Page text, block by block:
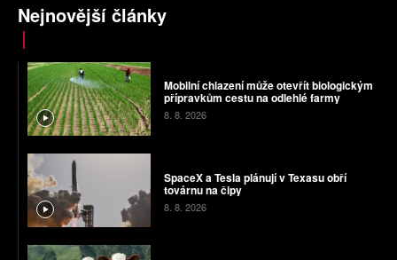
Nejnovější články
Mobilní chlazení může otevřít biologickým
přípravkům cestu na odlehlé farmy
8. 8. 2026
SpaceX a Tesla plánují v Texasu obří
továrnu na čipy
8. 8. 2026